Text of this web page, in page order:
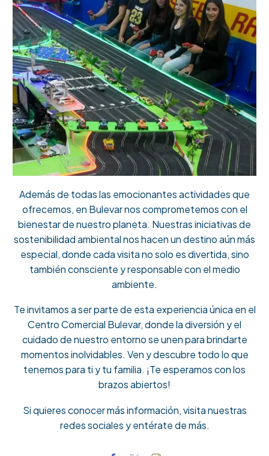
Además de todas las emocionantes actividades que
ofrecemos, en Bulevar nos comprometemos con el
bienestar de nuestro planeta. Nuestras iniciativas de
sostenibilidad ambiental nos hacen un destino aún más
especial, donde cada visita no solo es divertida, sino
también consciente y responsable con el medio
ambiente.
Te invitamos a ser parte de esta experiencia única en el
Centro Comercial Bulevar, donde la diversión y el
cuidado de nuestro entorno se unen para brindarte
momentos inolvidables. Ven y descubre todo lo que
tenemos para ti y tu familia. ¡Te esperamos con los
brazos abiertos!
Si quieres conocer más información, visita nuestras
redes sociales y entérate de más.